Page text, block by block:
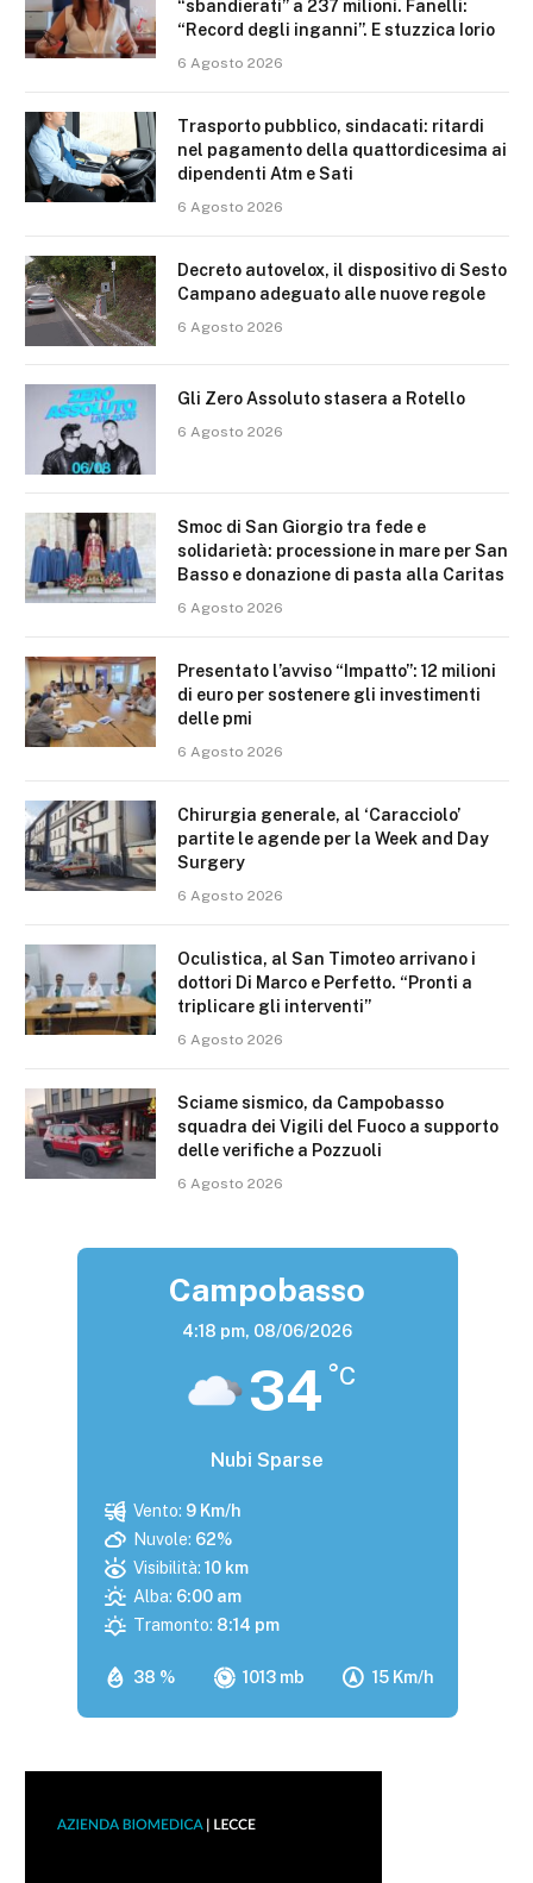
“sbandierati” a 237 milioni. Fanelli:
“Record degli inganni”. E stuzzica Iorio
6 Agosto 2026
Trasporto pubblico, sindacati: ritardi
nel pagamento della quattordicesima ai
dipendenti Atm e Sati
6 Agosto 2026
Decreto autovelox, il dispositivo di Sesto
Campano adeguato alle nuove regole
6 Agosto 2026
Gli Zero Assoluto stasera a Rotello
6 Agosto 2026
Smoc di San Giorgio tra fede e
solidarietà: processione in mare per San
Basso e donazione di pasta alla Caritas
6 Agosto 2026
Presentato l’avviso “Impatto”: 12 milioni
di euro per sostenere gli investimenti
delle pmi
6 Agosto 2026
Chirurgia generale, al ‘Caracciolo’
partite le agende per la Week and Day
Surgery
6 Agosto 2026
Oculistica, al San Timoteo arrivano i
dottori Di Marco e Perfetto. “Pronti a
triplicare gli interventi”
6 Agosto 2026
Sciame sismico, da Campobasso
squadra dei Vigili del Fuoco a supporto
delle verifiche a Pozzuoli
6 Agosto 2026
Campobasso
4:18 pm, 08/06/2026
34 °C
Nubi Sparse
38 % 1013 mb 15 Km/h
Vento: 9 Km/h
Nuvole: 62%
Visibilità: 10 km
Alba: 6:00 am
Tramonto: 8:14 pm